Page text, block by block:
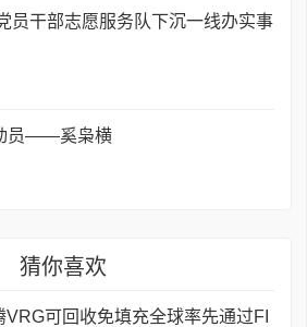
员干部志愿服务队下沉一线办实事
员——奚枭横
猜你喜欢
VRG可回收免填充全球率先通过FI